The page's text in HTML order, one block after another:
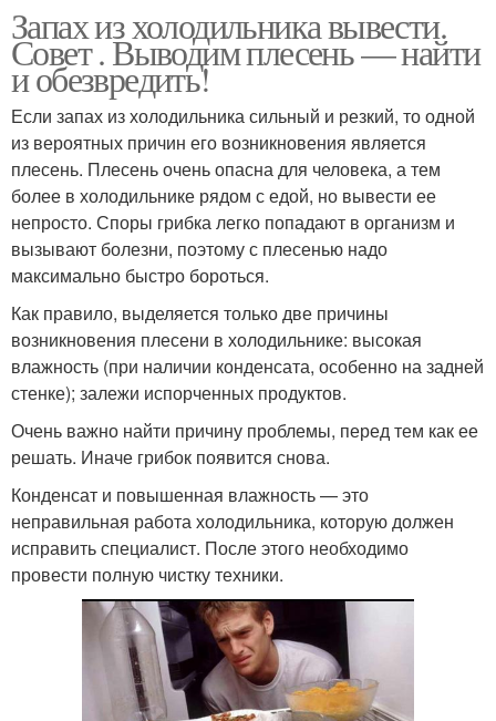
Запах из холодильника вывести.
Совет . Выводим плесень — найти
и обезвредить!
Если запах из холодильника сильный и резкий, то одной
из вероятных причин его возникновения является
плесень. Плесень очень опасна для человека, а тем
более в холодильнике рядом с едой, но вывести ее
непросто. Споры грибка легко попадают в организм и
вызывают болезни, поэтому с плесенью надо
максимально быстро бороться.
Как правило, выделяется только две причины
возникновения плесени в холодильнике: высокая
влажность (при наличии конденсата, особенно на задней
стенке); залежи испорченных продуктов.
Очень важно найти причину проблемы, перед тем как ее
решать. Иначе грибок появится снова.
Конденсат и повышенная влажность — это
неправильная работа холодильника, которую должен
исправить специалист. После этого необходимо
провести полную чистку техники.